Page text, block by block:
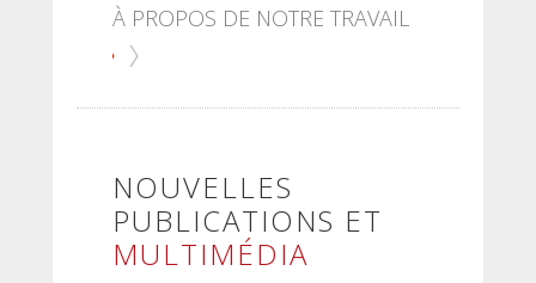
À PROPOS DE NOTRE TRAVAIL
NOUVELLES
PUBLICATIONS ET
MULTIMÉDIA